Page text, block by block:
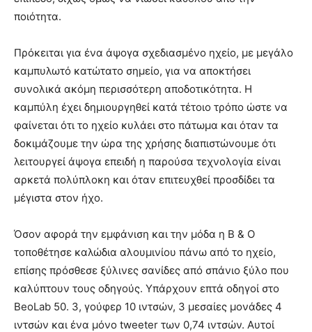
ποιότητα.
Πρόκειται για ένα άψογα σχεδιασμένο ηχείο, με μεγάλο
καμπυλωτό κατώτατο σημείο, για να αποκτήσει
συνολικά ακόμη περισσότερη αποδοτικότητα. Η
καμπύλη έχει δημιουργηθεί κατά τέτοιο τρόπο ώστε να
φαίνεται ότι το ηχείο κυλάει στο πάτωμα και όταν τα
δοκιμάζουμε την ώρα της χρήσης διαπιστώνουμε ότι
λειτουργεί άψογα επειδή η παρούσα τεχνολογία είναι
αρκετά πολύπλοκη και όταν επιτευχθεί προσδίδει τα
μέγιστα στον ήχο.
Όσον αφορά την εμφάνιση και την μόδα η B & O
τοποθέτησε καλώδια αλουμινίου πάνω από το ηχείο,
επίσης πρόσθεσε ξύλινες σανίδες από σπάνιο ξύλο που
καλύπτουν τους οδηγούς. Υπάρχουν επτά οδηγοί στο
BeoLab 50. 3, γούφερ 10 ιντσών, 3 μεσαίες μονάδες 4
ιντσών και ένα μόνο tweeter των 0,74 ιντσών. Αυτοί